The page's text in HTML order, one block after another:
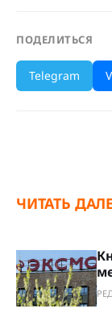
ПОДЕЛИТЬСЯ
Telegram
ЧИТАТЬ